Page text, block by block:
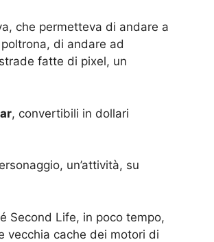
che permetteva di andare a
di andare ad
fatte di pixel, un
, convertibili in dollari
un’attività, su
Second Life, in poco tempo,
vecchia cache dei motori di